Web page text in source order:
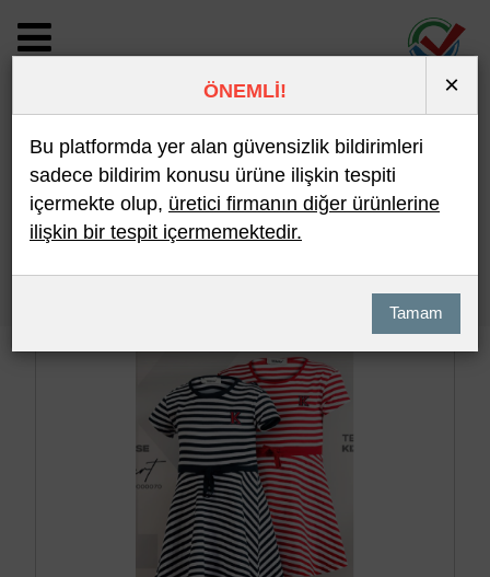
BİLDİRİM DETAYI
Son 10 Bildirim En Çok İncelenen
ÖNEMLİ! ×
Bu platformda yer alan güvensizlik bildirimleri
sadece bildirim konusu ürüne ilişkin tespiti
içermekte olup, üretici firmanın diğer ürünlerine
ilişkin bir tespit içermemektedir.
Tamam